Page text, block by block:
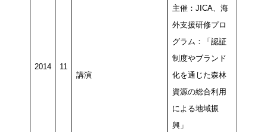
2014
11
講演
主催：JICA、海
外支援研修プロ
グラム：「認証
制度やブランド
化を通じた森林
資源の総合利用
による地域振
興」